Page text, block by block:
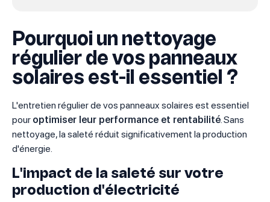
Pourquoi un nettoyage
régulier de vos panneaux
solaires est-il essentiel ?
L'entretien régulier de vos panneaux solaires est essentiel
pour optimiser leur performance et rentabilité . Sans
nettoyage, la saleté réduit significativement la production
d'énergie.
L'impact de la saleté sur votre
production d'électricité